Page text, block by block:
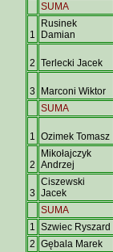
SUMA
1
Rusinek
Damian
2 Terlecki Jacek
3 Marconi Wiktor
SUMA
1 Ozimek Tomasz
2
Mikołajczyk
Andrzej
3
Ciszewski
Jacek
SUMA
1 Szwiec Ryszard
2 Gębala Marek